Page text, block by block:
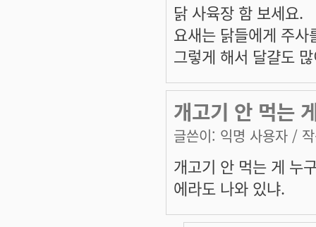
닭 사육장 함 보세요.
요새는 닭들에게 주
그렇게 해서 달걀도
개고기 안 먹는
글쓴이: 익명 사용자 /
개고기 안 먹는 게 누
에라도 나와 있냐.